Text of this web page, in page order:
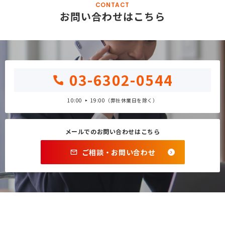
CONTACT
お問い合わせはこちら
03-6302-0544
10:00 19:00（弊社休業日を除く）
メールでのお問い合わせはこちら
ご相談・お問い合わせ